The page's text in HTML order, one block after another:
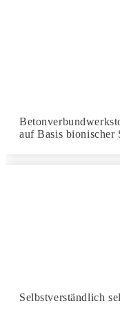
auf Basis bionischer
Selbstverständlich